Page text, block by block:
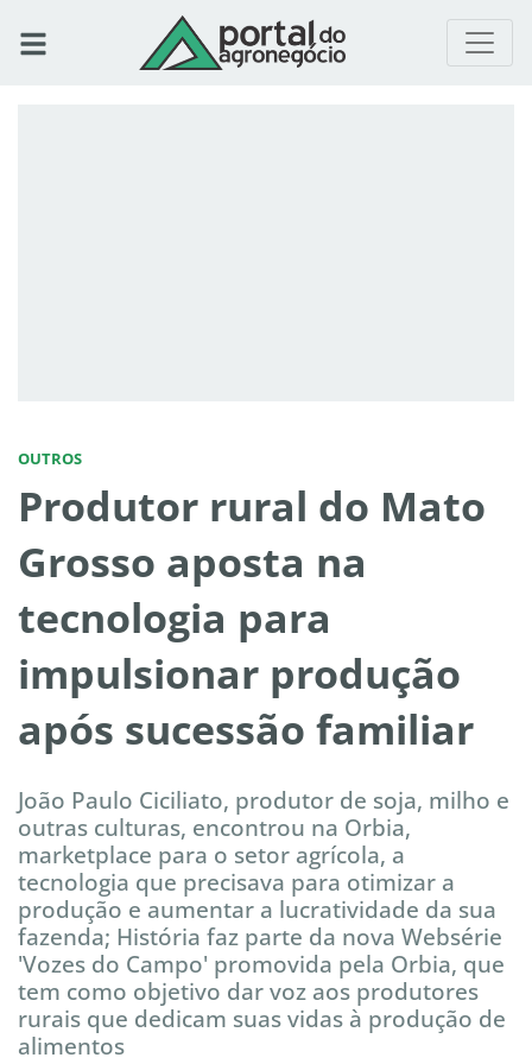
OUTROS
Produtor rural do Mato
Grosso aposta na
tecnologia para
impulsionar produção
após sucessão familiar
João Paulo Ciciliato, produtor de soja, milho e
outras culturas, encontrou na Orbia,
marketplace para o setor agrícola, a
tecnologia que precisava para otimizar a
produção e aumentar a lucratividade da sua
fazenda; História faz parte da nova Websérie
'Vozes do Campo' promovida pela Orbia, que
tem como objetivo dar voz aos produtores
rurais que dedicam suas vidas à produção de
alimentos